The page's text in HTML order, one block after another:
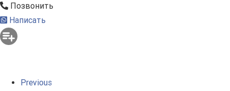
Позвонить
Написать
Previous